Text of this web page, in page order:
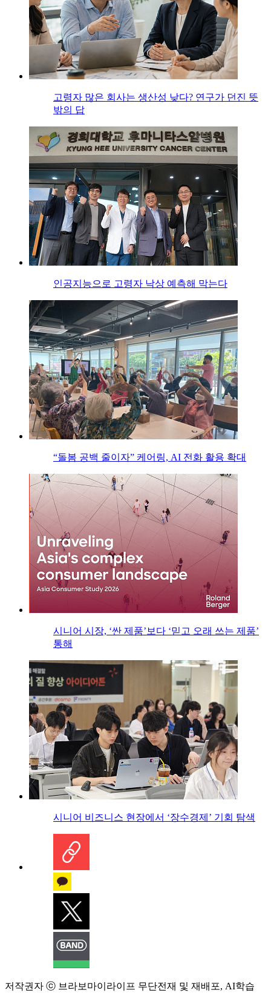
고령자 많은 회사는 생산성 낮다? 연구가 던진 뜻
밖의 답
인공지능으로 고령자 낙상 예측해 막는다
“돌봄 공백 줄이자” 케어링, AI 전화 활용 확대
시니어 시장, ‘싼 제품’보다 ‘믿고 오래 쓰는 제품’
통해
시니어 비즈니스 현장에서 ‘장수경제’ 기회 탐색
저작권자 ⓒ 브라보마이라이프 무단전재 및 재배포, AI학습